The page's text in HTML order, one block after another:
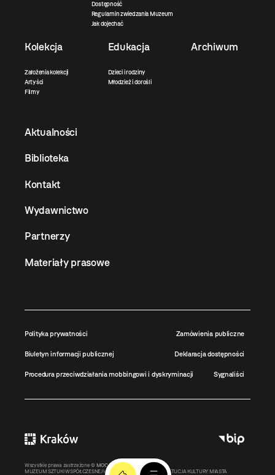
Dostępność
Regulamin zwiedzania Muzeum
Jak dojechać
Kolekcja
Założenia kolekcji
Artyści
Filmy
Edukacja
Dzieci i rodziny
Młodzież i dorośli
Archiwum
Aktualności
Biblioteka
Kontakt
Wydawnictwo
Partnerzy
Materiały prasowe
Polityka prywatności Zamówienia publiczne
Biuletyn informacji publicznej Deklaracja dostępności
Procedura przeciwdziałania mobbingowi i dyskryminacji Sygnaliści
Wszystkie prawa zastrzeżone © MOCAK2011-2026
MUZEUM SZTUKI WSPÓŁCZESNEJ W KRAKOWIE MOCAK – INSTYTUCJA KULTURY MIASTA